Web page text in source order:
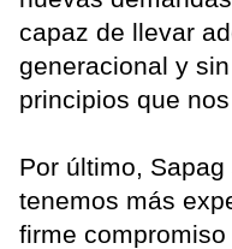
capaz de llevar
generacional y
principios que
Por último,
tenemos más
firme